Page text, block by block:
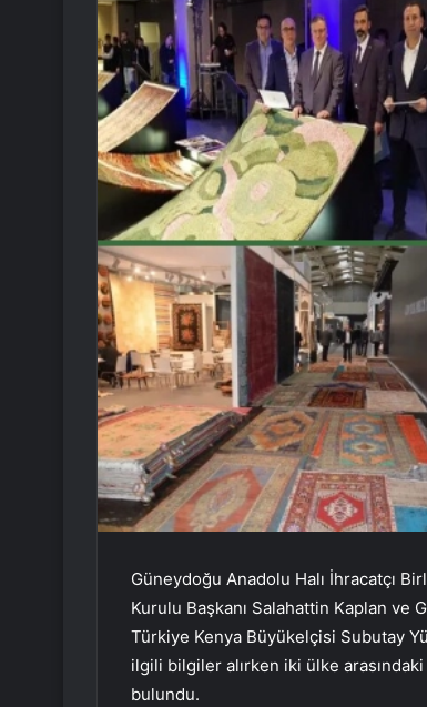
Güneydoğu Anadolu Halı İhracatçı
Kurulu Başkanı Salahattin Kaplan ve
Türkiye Kenya Büyükelçisi Subutay
ilgili bilgiler alırken iki ülke arasındaki
bulundu.